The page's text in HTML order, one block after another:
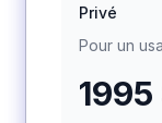
Privé
Pour un
1995